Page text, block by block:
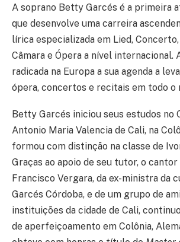
A soprano Betty Garcés é a primeira
que desenvolve uma carreira
lírica especializada em Lied,
Câmara e Ópera a nível internacional.
radicada na Europa a sua agenda a
ópera, concertos e recitais em todo o
Betty Garcés iniciou seus estudos no
Antonio Maria Valencia de Cali, na
formou com distinção na classe de
Graças ao apoio de seu tutor, o
Francisco Vergara, da ex-ministra da
Garcés Córdoba, e de um grupo de
instituições da cidade de Cali,
de aperfeiçoamento em Colônia,